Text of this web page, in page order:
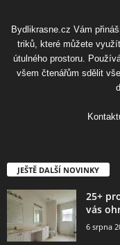
Bydlikrasne.cz Vám
triků, které můžete
útulného prostoru.
všem čtenářům sdělit
JEŠTĚ DALŠÍ NOVINKY
25+
vás
6 srpna